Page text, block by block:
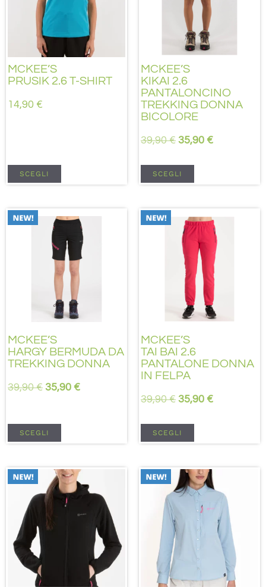
MCKEE’S
PRUSIK 2.6 T-SHIRT
14,90 €
SCEGLI
MCKEE’S
KIKAI 2.6
PANTALONCINO
TREKKING DONNA
BICOLORE
39,90€ 35,90 €
SCEGLI
MCKEE’S
HARGY BERMUDA DA
TREKKING DONNA
39,90€ 35,90 €
SCEGLI
MCKEE’S
TAI BAI 2.6
PANTALONE DONNA
IN FELPA
39,90€ 35,90 €
SCEGLI